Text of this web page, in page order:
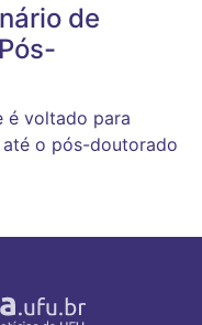
de
é voltado para
o pós-doutorado